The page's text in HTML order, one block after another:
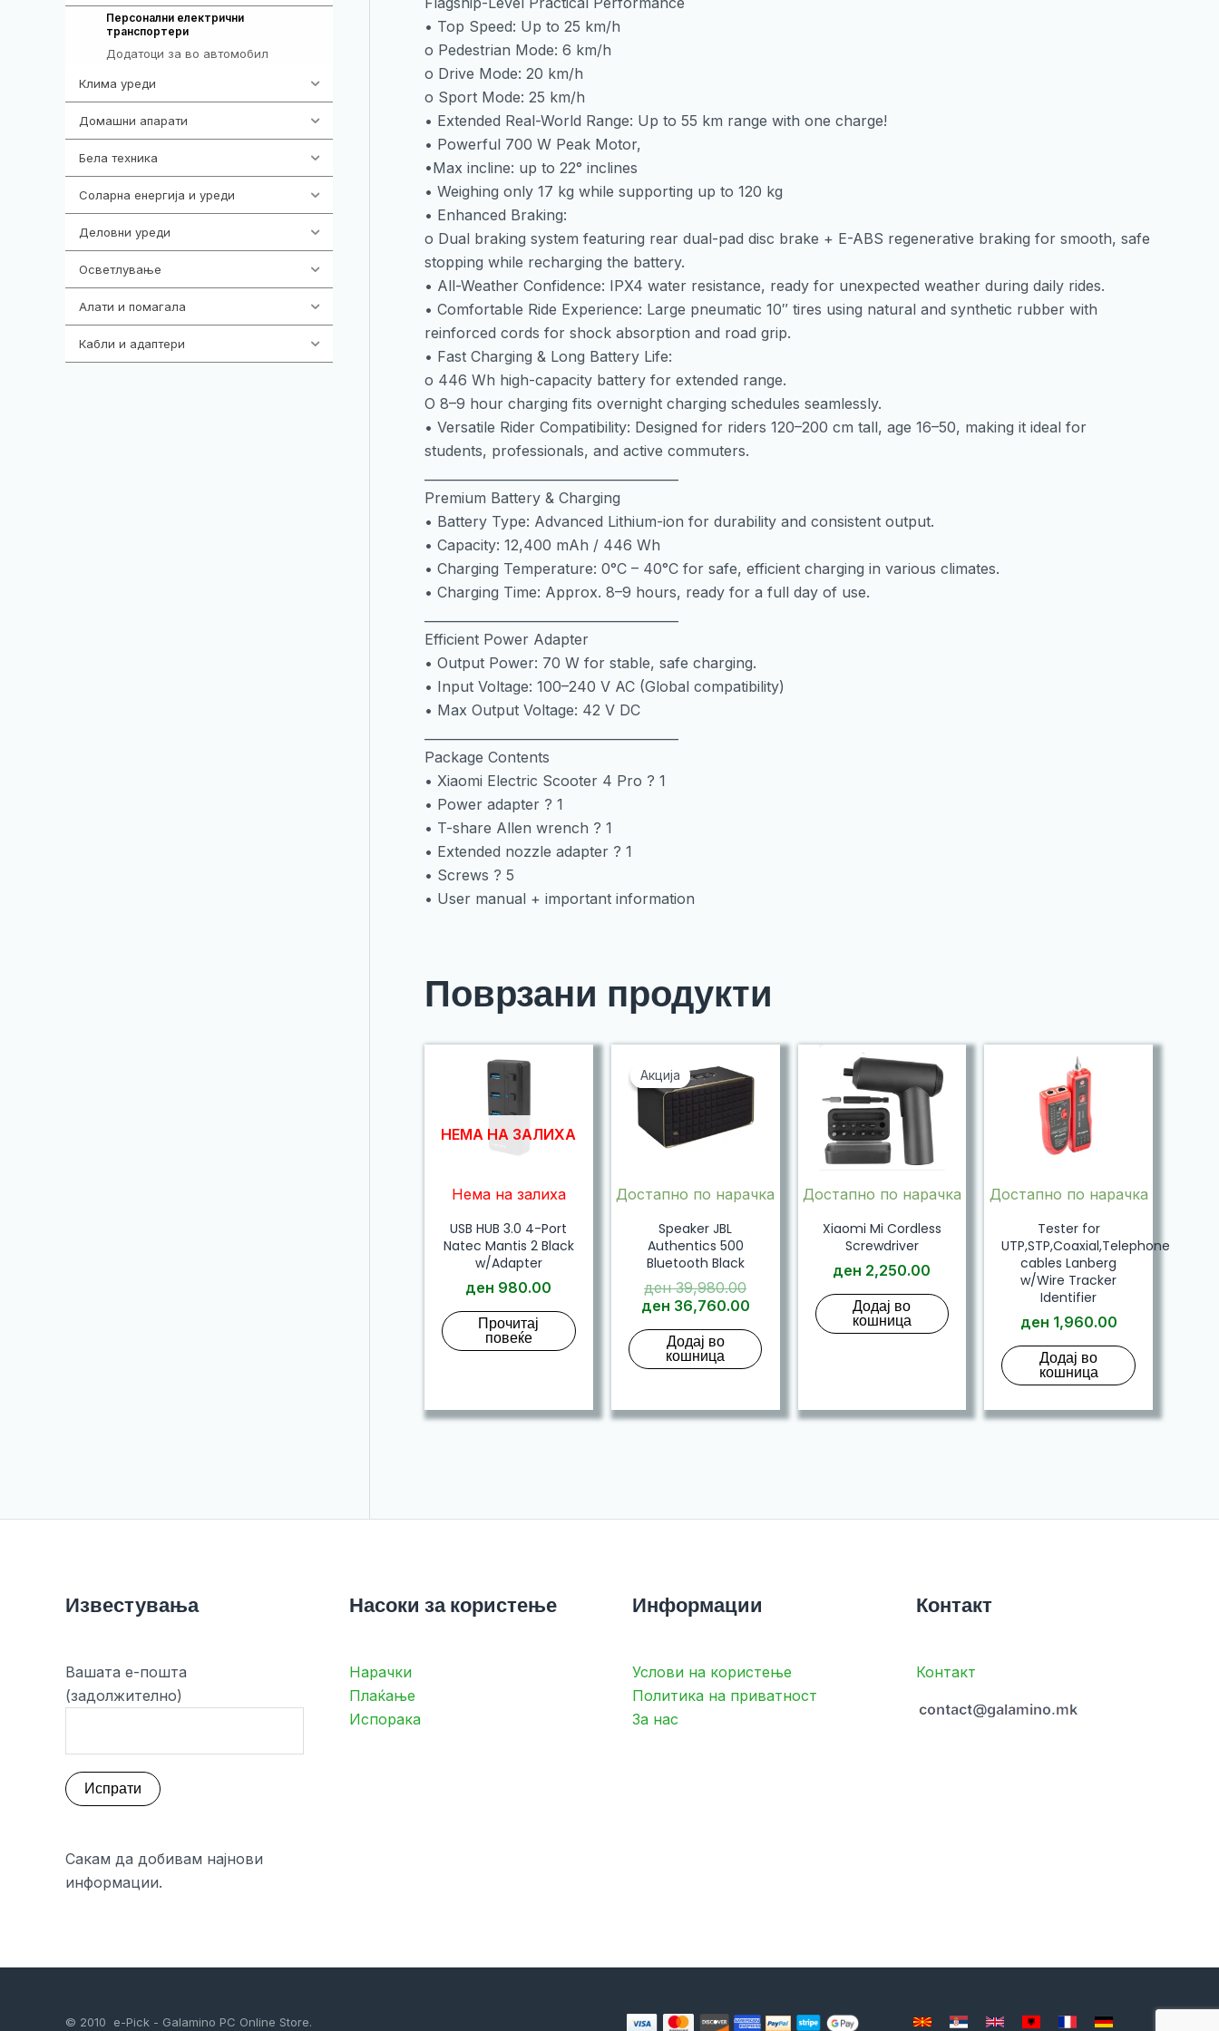
Персонални електрични
транспортери
Додатоци за во автомобил
Клима уреди
Домашни апарати
Бела техника
Соларна енергија и уреди
Деловни уреди
Осветлување
Алати и помагала
Кабли и адаптери
• Top Speed: Up to 25 km/h
o Pedestrian Mode: 6 km/h
o Drive Mode: 20 km/h
o Sport Mode: 25 km/h
• Extended Real-World Range: Up to 55 km range with one charge!
• Powerful 700 W Peak Motor,
•Max incline: up to 22° inclines
• Weighing only 17 kg while supporting up to 120 kg
• Enhanced Braking:
o Dual braking system featuring rear dual-pad disc brake + E-ABS regenerative braking for smooth, safe
stopping while recharging the battery.
• All-Weather Confidence: IPX4 water resistance, ready for unexpected weather during daily rides.
• Comfortable Ride Experience: Large pneumatic 10″ tires using natural and synthetic rubber with
reinforced cords for shock absorption and road grip.
• Fast Charging & Long Battery Life:
o 446 Wh high-capacity battery for extended range.
O 8–9 hour charging fits overnight charging schedules seamlessly.
• Versatile Rider Compatibility: Designed for riders 120–200 cm tall, age 16–50, making it ideal for
students, professionals, and active commuters.
Premium Battery & Charging
• Battery Type: Advanced Lithium-ion for durability and consistent output.
• Capacity: 12,400 mAh / 446 Wh
• Charging Temperature: 0°C – 40°C for safe, efficient charging in various climates.
• Charging Time: Approx. 8–9 hours, ready for a full day of use.
Efficient Power Adapter
• Output Power: 70 W for stable, safe charging.
• Input Voltage: 100–240 V AC (Global compatibility)
• Max Output Voltage: 42 V DC
Package Contents
• Xiaomi Electric Scooter 4 Pro ? 1
• Power adapter ? 1
• T-share Allen wrench ? 1
• Extended nozzle adapter ? 1
• Screws ? 5
• User manual + important information
Поврзани продукти
НЕМА НА ЗАЛИХА
Нема на залиха
USB HUB 3.0 4-Port
Natec Mantis 2 Black
w/Adapter
ден 980.00
Прочитај
повеќе
Акција
Акција
Достапно по нарачка
Speaker JBL
Authentics 500
Bluetooth Black
ден39,980.00Original
price
ден 39,980.00.
ден 36,760.00Current
is:
ден 36,760.00.
Додај во
кошница
Достапно по нарачка
Xiaomi Mi Cordless
Screwdriver
ден 2,250.00
Додај во
кошница
Достапно по нарачка
Tester for
UTP,STP,Coaxial,Telephone
cables Lanberg
w/Wire Tracker
Identifier
ден 1,960.00
Додај во
кошница
Известувања
Вашата е-пошта
(задолжително)
Сакам да добивам најнови
информации.
Насоки за користење
Нарачки
Плаќање
Испорака
Информации
Услови на користење
Политика на приватност
За нас
Контакт
Контакт
© 2010 e-Pick - Galamino PC Online Store.